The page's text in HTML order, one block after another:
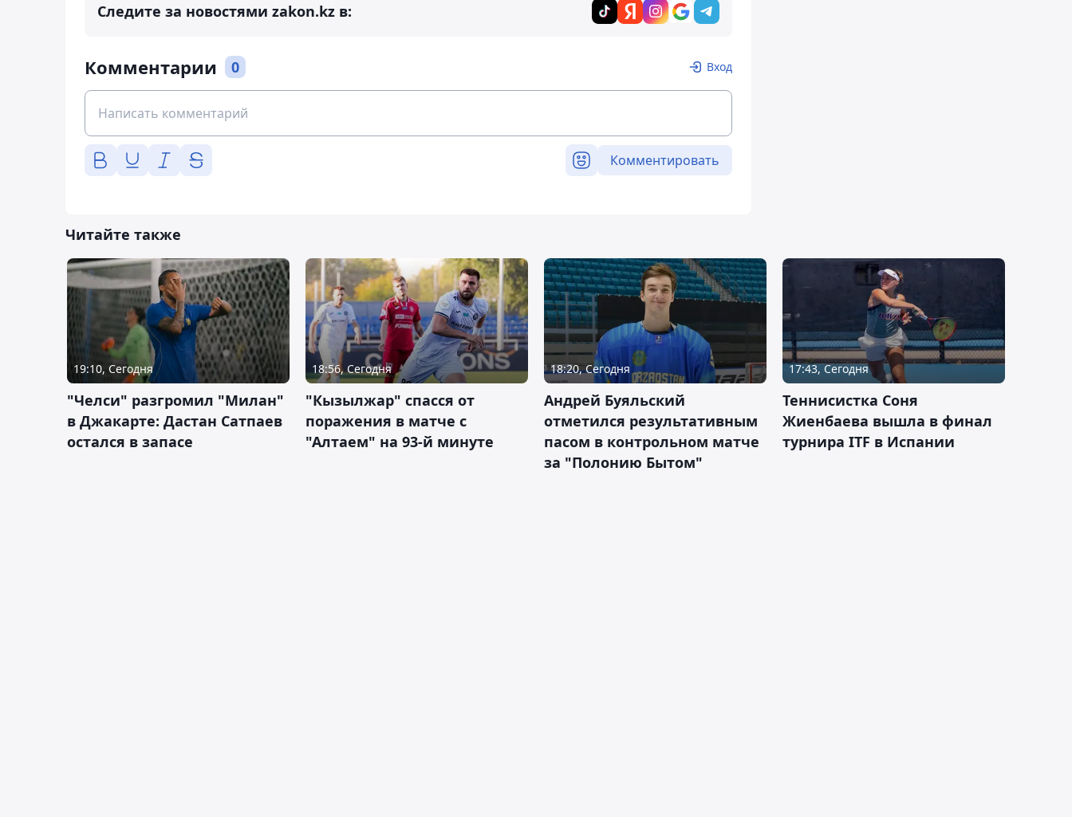
Следите за новостями zakon.kz в:
Комментарии 0 Вход
Комментировать
Читайте также
19:10, Сегодня
"Челси" разгромил "Милан"
в Джакарте: Дастан Сатпаев
остался в запасе
18:56, Сегодня
"Кызылжар" спасся от
поражения в матче с
"Алтаем" на 93-й минуте
18:20, Сегодня
Андрей Буяльский
отметился результативным
пасом в контрольном матче
за "Полонию Бытом"
17:43, Сегодня
Теннисистка Соня
Жиенбаева вышла в финал
турнира ITF в Испании